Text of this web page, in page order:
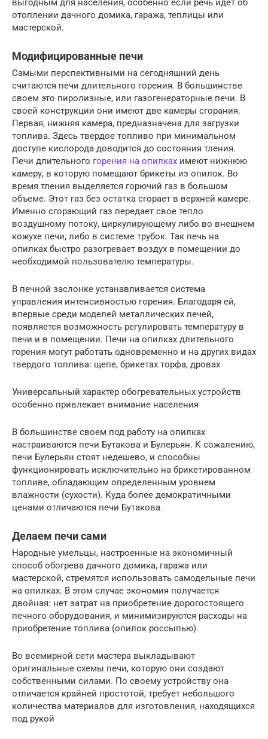
выгодным для населения, особенно если речь идет об
отоплении дачного домика, гаража, теплицы или
мастерской.
Модифицированные печи
Самыми перспективными на сегодняшний день
считаются печи длительного горения. В большинстве
своем это пиролизные, или газогенераторные печи. В
своей конструкции они имеют две камеры сгорания.
Первая, нижняя камера, предназначена для загрузки
топлива. Здесь твердое топливо при минимальном
доступе кислорода доводится до состояния тления.
Печи длительного горения на опилках имеют нижнюю
камеру, в которую помещают брикеты из опилок. Во
время тления выделяется горючий газ в большом
объеме. Этот газ без остатка сгорает в верхней камере.
Именно сгорающий газ передает свое тепло
воздушному потоку, циркулирующему либо во внешнем
кожухе печи, либо в системе трубок. Так печь на
опилках быстро разогревает воздух в помещении до
необходимой пользователю температуры.
В печной заслонке устанавливается система
управления интенсивностью горения. Благодаря ей,
впервые среди моделей металлических печей,
появляется возможность регулировать температуру в
печи и в помещении. Печи на опилках длительного
горения могут работать одновременно и на других видах
твердого топлива: щепе, брикетах торфа, дровах
Универсальный характер обогревательных устройств
особенно привлекает внимание населения
В большинстве своем под работу на опилках
настраиваются печи Бутакова и Булерьян. К сожалению,
печи Булерьян стоят недешево, и способны
функционировать исключительно на брикетированном
топливе, обладающим определенным уровнем
влажности (сухости). Куда более демократичными
ценами отличаются печи Бутакова.
Делаем печи сами
Народные умельцы, настроенные на экономичный
способ обогрева дачного домика, гаража или
мастерской, стремятся использовать самодельные печи
на опилках. В этом случае экономия получается
двойная: нет затрат на приобретение дорогостоящего
печного оборудования, и минимизируются расходы на
приобретение топлива (опилок россыпью).
Во всемирной сети мастера выкладывают
оригинальные схемы печи, которую они создают
собственными силами. По своему устройству она
отличается крайней простотой, требует небольшого
количества материалов для изготовления, находящихся
под рукой